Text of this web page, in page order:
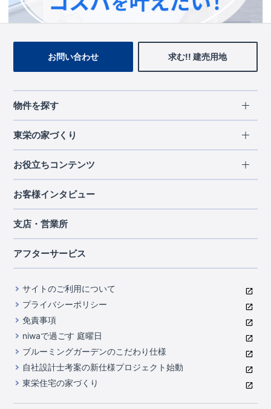
お問い合わせ 求む!! 建売用地
物件を探す
エリアから探す
北海道・東北
北海道
宮城県
千葉県
中部
山梨県
静岡県
滋賀県
京都府
中国・四国
岡山県
広島県
九州・沖縄
福岡県
熊本県
東栄の家づくり
長期優良住宅
住宅性能評価書
ブルーミングガーデンは地震につよい<建物編>
室内空間を快適に保つ断熱性能
コストパフォーマンスに自信
充実のアフターサポート
第三者評価によるお墨付き
家づくりのプロにも選ばれるブルーミングガーデン
住んでみるとじわじわ伝わる暮らしやすさへのこだわり
自社一貫体制
お役立ちコンテンツ
ご契約までの道のり
現地見学ガイド
ご紹介制度のご案内
東栄INDEX（用語集）
お客様インタビュー
支店・営業所
アフターサービス
サイトのご利用について
プライバシーポリシー
免責事項
niwaで過ごす 庭曜日
ブルーミングガーデンのこだわり仕様
自社設計士考案の新仕様プロジェクト始動
東栄住宅の家づくり